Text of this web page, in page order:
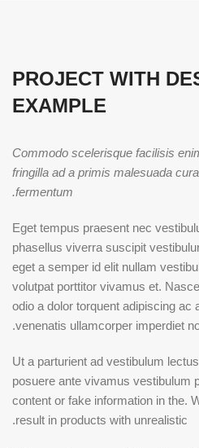
PROJECT WITH
EXAMPLE
Commodo scelerisque facilisis
fringilla ad a primis malesuada
fermentum.
Eget tempus praesent nec
phasellus viverra suscipit
eget a semper id elit nullam
volutpat porttitor vivamus et.
odio a dolor torquent adipiscing ac
venenatis ullamcorper imperdiet
Ut a parturient ad vestibulum
posuere ante vivamus vestibulum
content or fake information in the.
result in products with unrealistic.